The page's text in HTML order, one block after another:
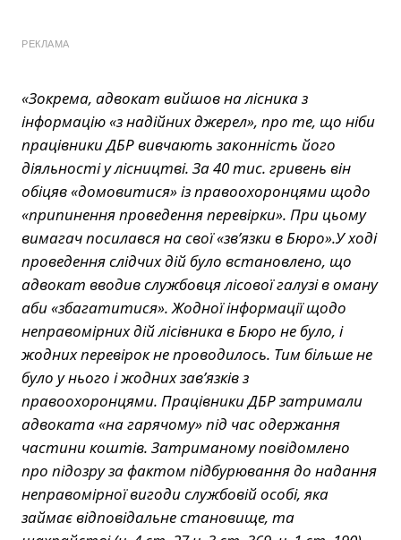
РЕКЛАМА
«Зокрема, адвокат вийшов на лісника з
інформацію «з надійних джерел», про те, що ніби
працівники ДБР вивчають законність його
діяльності у лісництві. За 40 тис. гривень він
обіцяв «домовитися» із правоохоронцями щодо
«припинення проведення перевірки». При цьому
вимагач посилався на свої «зв’язки в Бюро».У ході
проведення слідчих дій було встановлено, що
адвокат вводив службовця лісової галузі в оману
аби «збагатитися». Жодної інформації щодо
неправомірних дій лісівника в Бюро не було, і
жодних перевірок не проводилось. Тим більше не
було у нього і жодних зав’язків з
правоохоронцями. Працівники ДБР затримали
адвоката «на гарячому» під час одержання
частини коштів. Затриманому повідомлено
про підозру за фактом підбурювання до надання
неправомірної вигоди службовій особі, яка
займає відповідальне становище, та